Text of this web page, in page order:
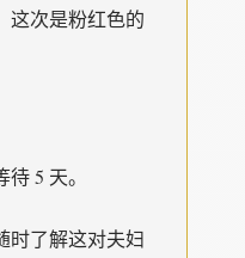
这次是粉红色的
5 天。
时了解这对夫妇